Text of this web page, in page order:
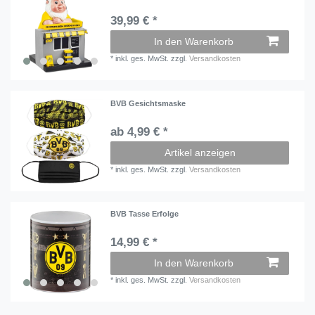
39,99 € *
In den Warenkorb
*inkl. ges. MwSt. zzgl.Versandkosten
BVB Gesichtsmaske
ab 4,99 € *
Artikel anzeigen
*inkl. ges. MwSt. zzgl.Versandkosten
BVB Tasse Erfolge
14,99 € *
In den Warenkorb
*inkl. ges. MwSt. zzgl.Versandkosten